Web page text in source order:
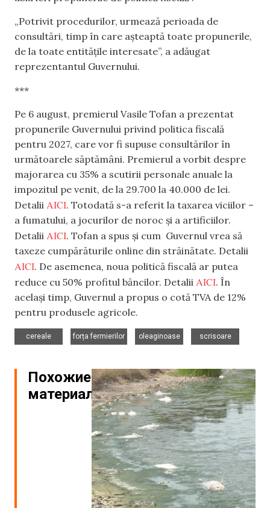
„Potrivit procedurilor, urmează perioada de
consultări, timp în care așteaptă toate propunerile,
de la toate entitățile interesate”, a adăugat
reprezentantul Guvernului.
***
Pe 6 august, premierul Vasile Tofan a prezentat
propunerile Guvernului privind politica fiscală
pentru 2027, care vor fi supuse consultărilor în
următoarele săptămâni. Premierul a vorbit despre
majorarea cu 35% a scutirii personale anuale la
impozitul pe venit, de la 29.700 la 40.000 de lei.
Detalii AICI. Totodată s-a referit la taxarea viciilor –
a fumatului, a jocurilor de noroc și a artificiilor.
Detalii AICI. Tofan a spus și cum Guvernul vrea să
taxeze cumpărăturile online din străinătate. Detalii
AICI. De asemenea, noua politică fiscală ar putea
reduce cu 50% profitul băncilor. Detalii AICI. În
același timp, Guvernul a propus o cotă TVA de 12%
pentru produsele agricole.
cereale
forța fermierilor
oleaginoase
scrisoare
Похожие
материалы